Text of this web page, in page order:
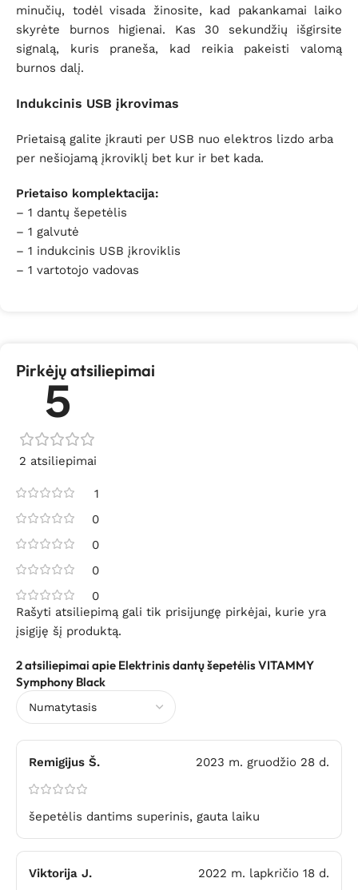
minučių, todėl visada žinosite, kad pakankamai laiko
skyrėte burnos higienai. Kas 30 sekundžių išgirsite
signalą, kuris praneša, kad reikia pakeisti valomą
burnos dalį.
Indukcinis USB įkrovimas
Prietaisą galite įkrauti per USB nuo elektros lizdo arba
per nešiojamą įkroviklį bet kur ir bet kada.
Prietaiso komplektacija:
– 1 dantų šepetėlis
– 1 galvutė
– 1 indukcinis USB įkroviklis
– 1 vartotojo vadovas
Pirkėjų atsiliepimai
5
2 atsiliepimai
1
0
0
0
0
2 atsiliepimai apie Elektrinis dantų šepetėlis VITAMMY
Symphony Black
Remigijus Š. 2023 m. gruodžio 28 d.
šepetėlis dantims superinis, gauta laiku
Viktorija J. 2022 m. lapkričio 18 d.
Rašyti atsiliepimą gali tik prisijungę pirkėjai, kurie yra
įsigiję šį produktą.